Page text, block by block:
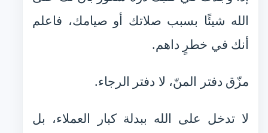
الله شيئًا بسبب صلاتك أو صيامك، فاعلم
أنك في خطرٍ داهم.
مزّق دفتر المنّ، لا دفتر الرجاء.
لا تدخل على الله ببدلة كبار العملاء، بل